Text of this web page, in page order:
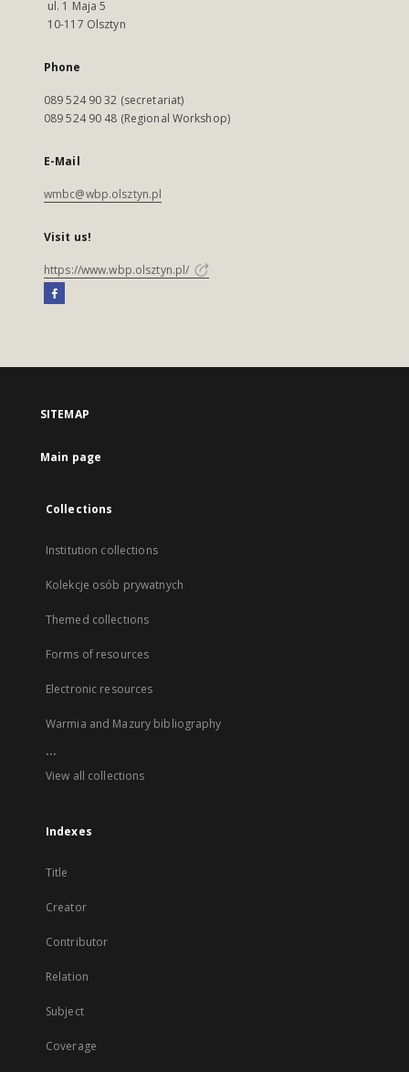
ul. 1 Maja 5
10-117 Olsztyn
Phone
089 524 90 32 (secretariat)
089 524 90 48 (Regional Workshop)
E-Mail
wmbc@wbp.olsztyn.pl
Visit us!
https://www.wbp.olsztyn.pl/
SITEMAP
Main page
Collections
Institution collections
Kolekcje osób prywatnych
Themed collections
Forms of resources
Electronic resources
Warmia and Mazury bibliography
...
View all collections
Indexes
Title
Creator
Contributor
Relation
Subject
Coverage